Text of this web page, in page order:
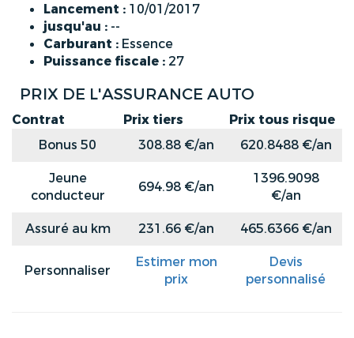
Lancement : 10/01/2017
jusqu'au : --
Carburant : Essence
Puissance fiscale : 27
PRIX DE L'ASSURANCE AUTO
Contrat Prix tiers
Prix tous risque
Bonus 50
308.88 €/an
620.8488 €/an
Jeune
conducteur
694.98 €/an
1396.9098
€/an
Assuré au km
231.66 €/an 465.6366 €/an
Personnaliser
Estimer mon
prix
Devis
personnalisé